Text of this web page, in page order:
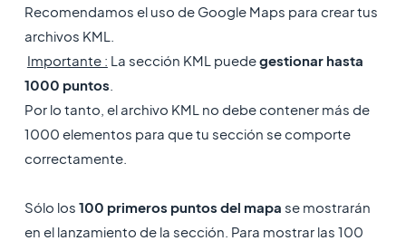
Recomendamos el uso de Google Maps para crear tus
archivos KML.
Importante : La sección KML puedegestionar hasta
1000 puntos
Por lo tanto, el archivo KML no debe contener más de
1000 elementos para que tu sección se comporte
correctamente.
Sólo los 100 primeros puntos del mapa se mostrarán
en el lanzamiento de la sección. Para mostrar las 100